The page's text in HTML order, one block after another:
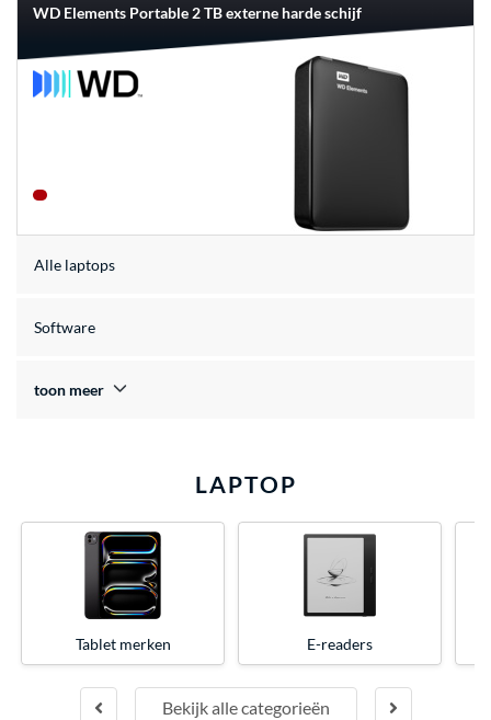
WD Elements Portable 2 TB externe harde schijf
Alle laptops
Software
toon meer
LAPTOP
Bekijk alle categorieën
Tablet merken E-readers